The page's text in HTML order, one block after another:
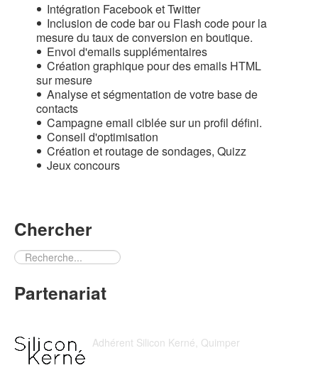
Intégration Facebook et Twitter
Inclusion de code bar ou Flash code pour la
mesure du taux de conversion en boutique.
Envoi d'emails supplémentaires
Création graphique pour des emails HTML
sur mesure
Analyse et ségmentation de votre base de
contacts
Campagne email ciblée sur un profil défini.
Conseil d'optimisation
Création et routage de sondages, Quizz
Jeux concours
Chercher
Rechercher
Partenariat
Adhérent Silicon Kerné, Quimper